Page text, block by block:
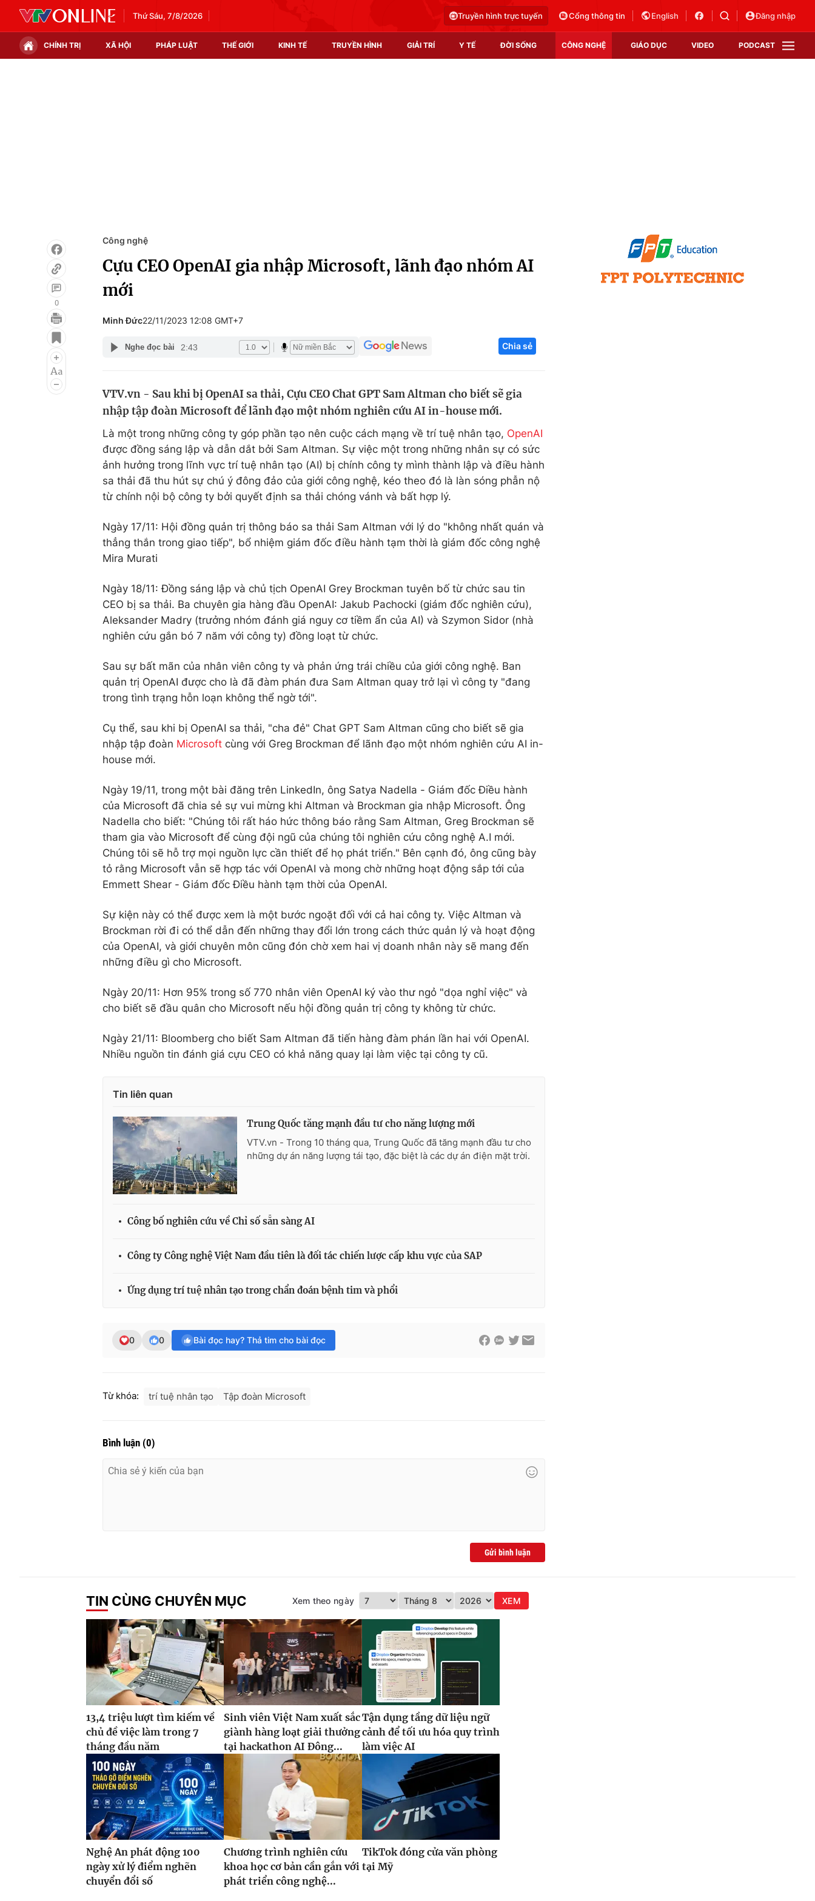
Thứ Sáu, 7/8/2026 Truyền hình trực tuyến Cổng thông tin English Đăng nhập
CHÍNH TRỊ XÃ HỘI PHÁP LUẬT THẾ GIỚI KINH TẾ TRUYỀN HÌNH GIẢI TRÍ Y TẾ ĐỜI SỐNG CÔNG NGHỆ GIÁO DỤC VIDEO PODCAST
Infographic
Điện ảnh
Âm nhạc
Du lịch
Chất lượng cuộc sống
Tuyển sinh
Hitech Công nghệ tương lai
Thị trường
Giao lưu trực tuyến
0
Công nghệ
Cựu CEO OpenAI gia nhập Microsoft, lãnh đạo nhóm AI
mới
Minh Đức22/11/2023 12:08 GMT+7
Nghe đọc bài 2:43 Chia sẻ
VTV.vn - Sau khi bị OpenAI sa thải, Cựu CEO Chat GPT Sam Altman cho biết sẽ gia
nhập tập đoàn Microsoft để lãnh đạo một nhóm nghiên cứu AI in-house mới.
Là một trong những công ty góp phần tạo nên cuộc cách mạng về trí tuệ nhân tạo, OpenAI
được đồng sáng lập và dẫn dắt bởi Sam Altman. Sự việc một trong những nhân sự có sức
ảnh hưởng trong lĩnh vực trí tuệ nhân tạo (AI) bị chính công ty mình thành lập và điều hành
sa thải đã thu hút sự chú ý đông đảo của giới công nghệ, kéo theo đó là làn sóng phẫn nộ
từ chính nội bộ công ty bởi quyết định sa thải chóng vánh và bất hợp lý.
Ngày 17/11: Hội đồng quản trị thông báo sa thải Sam Altman với lý do "không nhất quán và
thẳng thắn trong giao tiếp", bổ nhiệm giám đốc điều hành tạm thời là giám đốc công nghệ
Mira Murati
Ngày 18/11: Đồng sáng lập và chủ tịch OpenAI Grey Brockman tuyên bố từ chức sau tin
CEO bị sa thải. Ba chuyên gia hàng đầu OpenAI: Jakub Pachocki (giám đốc nghiên cứu),
Aleksander Madry (trưởng nhóm đánh giá nguy cơ tiềm ẩn của AI) và Szymon Sidor (nhà
nghiên cứu gắn bó 7 năm với công ty) đồng loạt từ chức.
Sau sự bất mãn của nhân viên công ty và phản ứng trái chiều của giới công nghệ. Ban
quản trị OpenAI được cho là đã đàm phán đưa Sam Altman quay trở lại vì công ty "đang
trong tình trạng hỗn loạn không thể ngờ tới".
Cụ thể, sau khi bị OpenAI sa thải, "cha đẻ" Chat GPT Sam Altman cũng cho biết sẽ gia
nhập tập đoàn Microsoft cùng với Greg Brockman để lãnh đạo một nhóm nghiên cứu AI in-
house mới.
Ngày 19/11, trong một bài đăng trên LinkedIn, ông Satya Nadella - Giám đốc Điều hành
của Microsoft đã chia sẻ sự vui mừng khi Altman và Brockman gia nhập Microsoft. Ông
Nadella cho biết: "Chúng tôi rất háo hức thông báo rằng Sam Altman, Greg Brockman sẽ
tham gia vào Microsoft để cùng đội ngũ của chúng tôi nghiên cứu công nghệ A.I mới.
Chúng tôi sẽ hỗ trợ mọi nguồn lực cần thiết để họ phát triển." Bên cạnh đó, ông cũng bày
tỏ rằng Microsoft vẫn sẽ hợp tác với OpenAI và mong chờ những hoạt động sắp tới của
Emmett Shear - Giám đốc Điều hành tạm thời của OpenAI.
Sự kiện này có thể được xem là một bước ngoặt đối với cả hai công ty. Việc Altman và
Brockman rời đi có thể dẫn đến những thay đổi lớn trong cách thức quản lý và hoạt động
của OpenAI, và giới chuyên môn cũng đón chờ xem hai vị doanh nhân này sẽ mang đến
những điều gì cho Microsoft.
Ngày 20/11: Hơn 95% trong số 770 nhân viên OpenAI ký vào thư ngỏ "dọa nghỉ việc" và
cho biết sẽ đầu quân cho Microsoft nếu hội đồng quản trị công ty không từ chức.
Ngày 21/11: Bloomberg cho biết Sam Altman đã tiến hàng đàm phán lần hai với OpenAI.
Nhiều nguồn tin đánh giá cựu CEO có khả năng quay lại làm việc tại công ty cũ.
Tin liên quan
Trung Quốc tăng mạnh đầu tư cho năng lượng mới
VTV.vn - Trong 10 tháng qua, Trung Quốc đã tăng mạnh đầu tư cho
những dự án năng lượng tái tạo, đặc biệt là các dự án điện mặt trời.
Công bố nghiên cứu về Chỉ số sẵn sàng AI
Công ty Công nghệ Việt Nam đầu tiên là đối tác chiến lược cấp khu vực của SAP
Ứng dụng trí tuệ nhân tạo trong chẩn đoán bệnh tim và phổi
0 0 Bài đọc hay? Thả tim cho bài đọc
Từ khóa: trí tuệ nhân tạo Tập đoàn Microsoft
Bình luận (0)
Gửi bình luận
TIN CÙNG CHUYÊN MỤC Xem theo ngày XEM
13,4 triệu lượt tìm kiếm về
chủ đề việc làm trong 7
tháng đầu năm
Sinh viên Việt Nam xuất sắc
giành hàng loạt giải thưởng
tại hackathon AI Đông...
Tận dụng tầng dữ liệu ngữ
cảnh để tối ưu hóa quy trình
làm việc AI
Nghệ An phát động 100
ngày xử lý điểm nghẽn
chuyển đổi số
Chương trình nghiên cứu
khoa học cơ bản cần gắn với
phát triển công nghệ...
TikTok đóng cửa văn phòng
tại Mỹ